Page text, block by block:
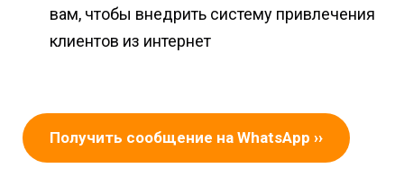
вам, чтобы внедрить систему привлечения
клиентов из интернет
Получить сообщение на WhatsApp ››